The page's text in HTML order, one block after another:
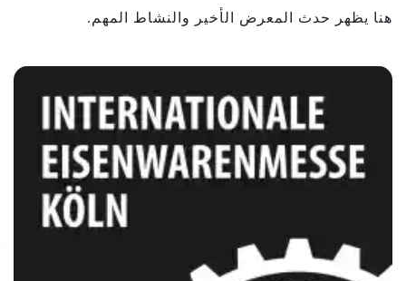
هنا يظهر حدث المعرض الأخير والنشاط المهم.